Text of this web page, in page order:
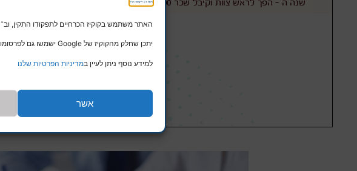
האתר משתמש בקוקיז הכרחיים לתפקודו התקין, וב־ Google Maps להצגת מיקום.
יתכן שחלק מהקוקיז של Google ישמשו גם לפרסומות מותאמות. המשך שימוש באתר מהווה הסכמה לכך.
למידע נוסף ניתן לעיין במדיניות הפרטיות שלנו
אשר